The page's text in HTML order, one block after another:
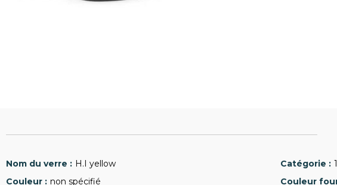
H.I yellow
1
non spécifié